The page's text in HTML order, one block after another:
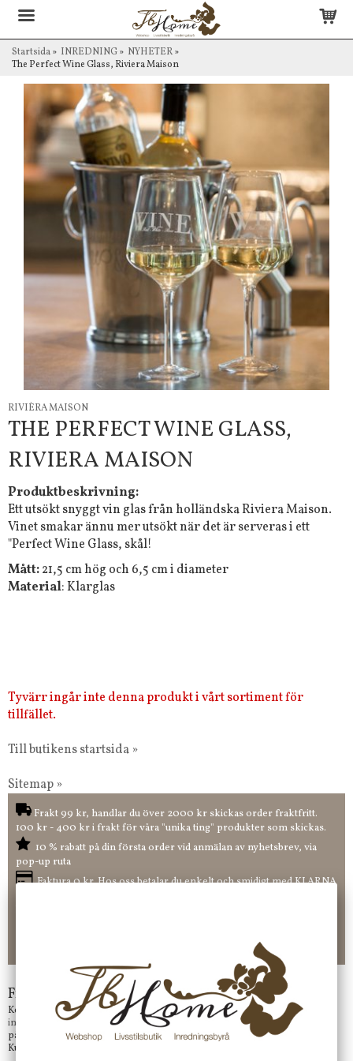
Startsida» INREDNING» NYHETER»
The Perfect Wine Glass, Riviera Maison
RIVIÈRA MAISON
THE PERFECT WINE GLASS,
RIVIERA MAISON
Produktbeskrivning:
Ett utsökt snyggt vin glas från holländska Riviera Maison.
Vinet smakar ännu mer utsökt när det är serveras i ett
"Perfect Wine Glass, skål!
Mått:21,5 cm hög och 6,5 cm i diameter
Material: Klarglas
Tyvärr ingår inte denna produkt i vårt sortiment för
tillfället.
Till butikens startsida »
Sitemap »
Frakt 99 kr, handlar du över 2000 kr skickas order fraktfritt.
100 kr - 400 kr i frakt för våra "unika ting" produkter som skickas.
10 % rabatt på din första order vid anmälan av nyhetsbrev, via
pop-up ruta
Faktura 0 kr. Hos oss betalar du enkelt och smidigt med KLARNA
-ligt Tack för att just Du tittar in hos Jb Home!
Frågor?
Kontakta oss på
info@jbhome.se
Vi svarar
på mail så fort vi kan.
Kundtjänst telefontid öppet vardagar mellan 10.00 - 15.00